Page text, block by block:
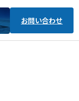
お問い合わせ